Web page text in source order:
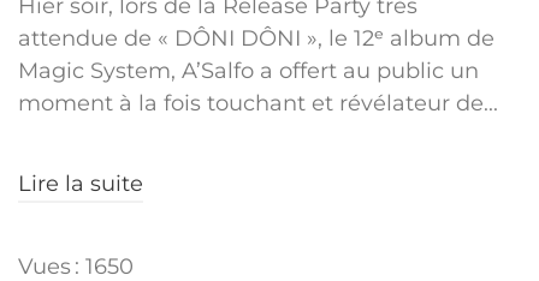
Hier soir, lors de la Release Party très
attendue de « DÔNI DÔNI », le 12ᵉ album de
Magic System, A’Salfo a offert au public un
moment à la fois touchant et révélateur de...
Lire la suite
Vues : 1650